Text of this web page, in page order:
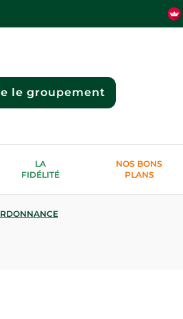
le groupement
LA
FIDÉLITÉ
NOS BONS
PLANS